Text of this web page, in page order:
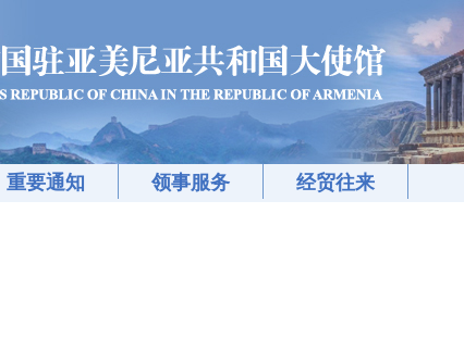
重要通知 领事服务 经贸往来